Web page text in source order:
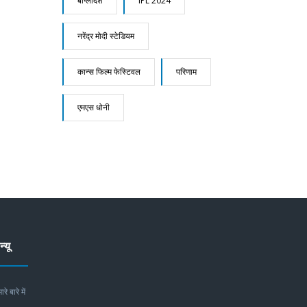
नरेंद्र मोदी स्टेडियम
कान्स फिल्म फेस्टिवल परिणाम
एमएस धोनी
बारे में